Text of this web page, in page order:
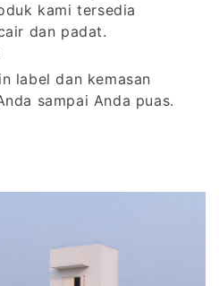
kami tersedia
dan padat.
label dan kemasan
sampai Anda puas.